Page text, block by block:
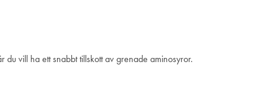
vill ha ett snabbt tillskott av grenade aminosyror.